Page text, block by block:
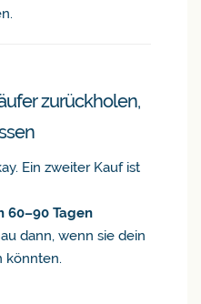
zurückholen,
Ein zweiter Kauf ist
60–90 Tagen
dann, wenn sie dein
könnten.